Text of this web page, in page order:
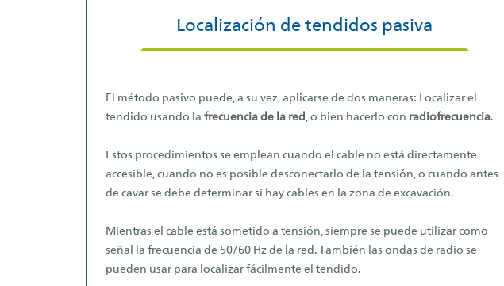
Localización de tendidos pasiva
El método pasivo puede, a su vez, aplicarse de dos maneras: Localizar el
tendido usando la frecuencia de la red , o bien hacerlo con radiofrecuencia.
Estos procedimientos se emplean cuando el cable no está directamente
accesible, cuando no es posible desconectarlo de la tensión, o cuando antes
de cavar se debe determinar si hay cables en la zona de excavación.
Mientras el cable está sometido a tensión, siempre se puede utilizar como
señal la frecuencia de 50/60 Hz de la red. También las ondas de radio se
pueden usar para localizar fácilmente el tendido.